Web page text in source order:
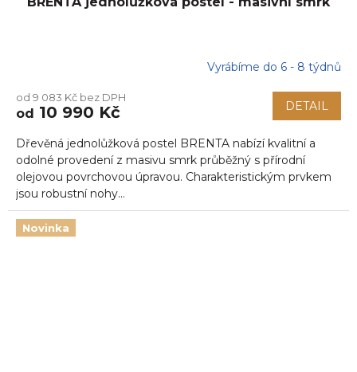
Vyrábíme do 6 - 8 týdnů
od 9 083 Kč bez DPH
od 10 990 Kč DETAIL
Dřevěná jednolůžková postel BRENTA nabízí kvalitní a
odolné provedení z masivu smrk průběžný s přírodní
olejovou povrchovou úpravou. Charakteristickým prvkem
jsou robustní nohy...
Novinka